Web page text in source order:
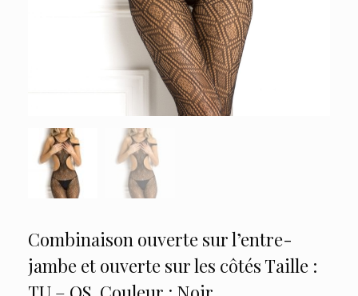
Combinaison ouverte sur l’entre-
jambe et ouverte sur les côtés Taille :